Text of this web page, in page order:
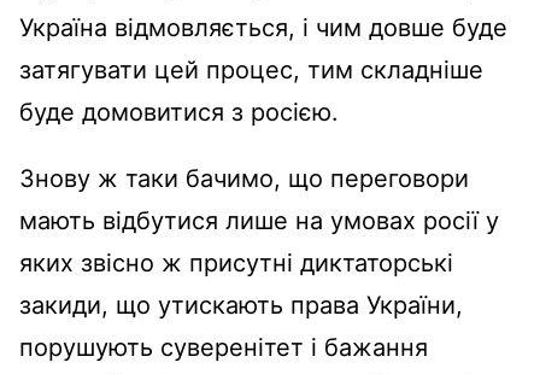
Україна відмовляється, і чим довше буде
затягувати цей процес, тим складніше
буде домовитися з росією.
Знову ж таки бачимо, що переговори
мають відбутися лише на умовах росії у
яких звісно ж присутні диктаторські
закиди, що утискають права України,
порушують суверенітет і бажання